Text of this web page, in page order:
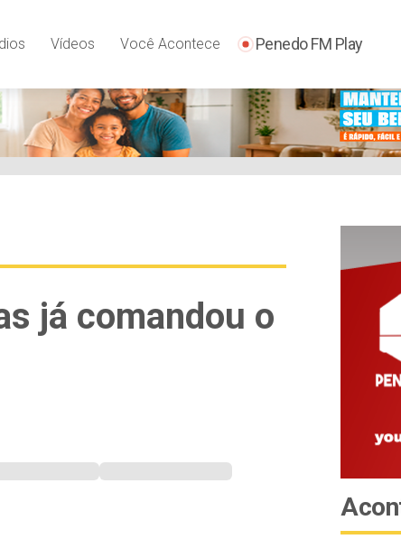
Vídeos Você Acontece Penedo FM Play
já comandou o